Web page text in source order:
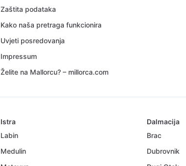
Zaštita podataka
Kako naša pretraga funkcionira
Uvjeti posredovanja
Impressum
Želite na Mallorcu? – millorca.com
Istra
Labin
Medulin
Dalmacija
Brac
Dubrovnik